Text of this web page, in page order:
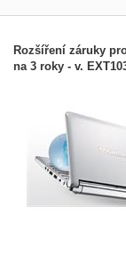
Rozšíření záruky
na 3 roky - v.
neočakávaných
vašou digitálnou
pôvodnej záruky
záruku až na 4 roky a
istotu v čase, keď ste